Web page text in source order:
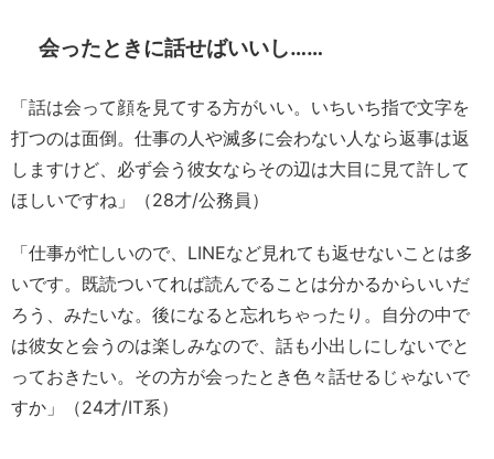
会ったときに話せばいいし……
「話は会って顔を見てする方がいい。いちいち指で文字を
打つのは面倒。仕事の人や滅多に会わない人なら返事は返
しますけど、必ず会う彼女ならその辺は大目に見て許して
ほしいですね」（28才/公務員）
「仕事が忙しいので、LINEなど見れても返せないことは多
いです。既読ついてれば読んでることは分かるからいいだ
ろう、みたいな。後になると忘れちゃったり。自分の中で
は彼女と会うのは楽しみなので、話も小出しにしないでと
っておきたい。その方が会ったとき色々話せるじゃないで
すか」（24才/IT系）